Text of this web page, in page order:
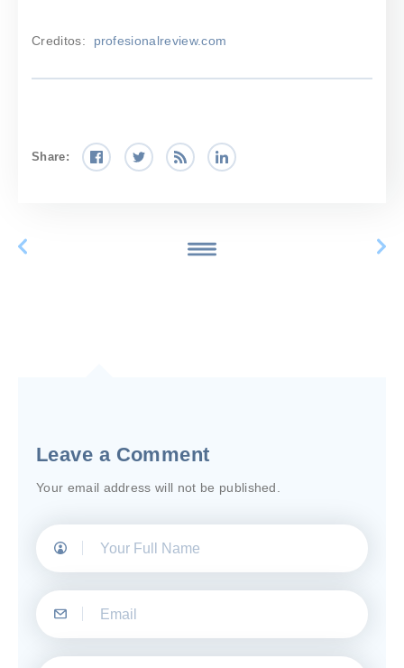
Creditos: profesionalreview.com
Share:
Leave a Comment
Your email address will not be published.